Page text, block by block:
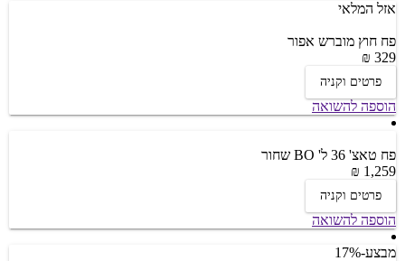
אזל המלאי
פח חוץ מוברש אפור
329 ₪
פרטים וקניה
הוספה להשואה
פח טאצ' 36 ל' BO שחור
1,259 ₪
פרטים וקניה
הוספה להשואה
מבצע-17%